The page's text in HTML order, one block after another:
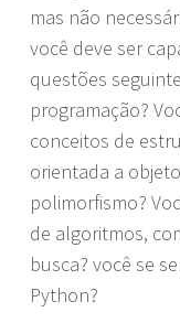
mas não
você deve ser
questões
programação?
conceitos de
orientada a
polimorfismo?
de algoritmos,
busca? você se
Python?